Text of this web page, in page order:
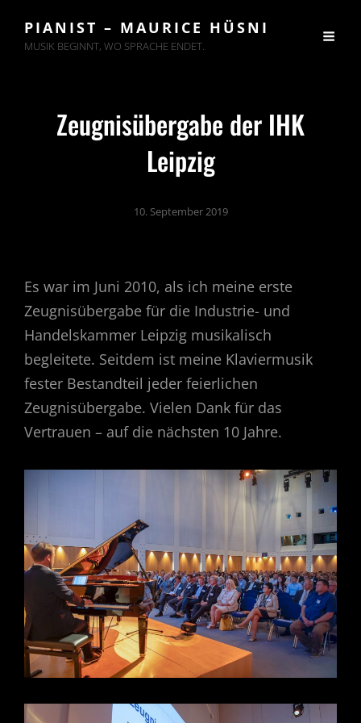
PIANIST – MAURICE HÜSNI
MUSIK BEGINNT, WO SPRACHE ENDET.
Zeugnisübergabe der IHK
Leipzig
10. September 2019
Es war im Juni 2010, als ich meine erste
Zeugnisübergabe für die Industrie- und
Handelskammer Leipzig musikalisch
begleitete. Seitdem ist meine Klaviermusik
fester Bestandteil jeder feierlichen
Zeugnisübergabe. Vielen Dank für das
Vertrauen – auf die nächsten 10 Jahre.